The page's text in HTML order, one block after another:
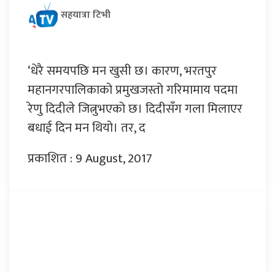
सहयात्रा टिभी
‘धेरै समयपछि मन खुसी छ। कारण, भरतपुर
महानगरपालिकाको प्रमुखजस्तो गरिमामाय पदमा
रेणु दिदीले जित्नुभएको छ। दिदीसँग गला मिलाएर
बधाई दिन मन थियो। तर, द
प्रकाशित : 9 August, 2017